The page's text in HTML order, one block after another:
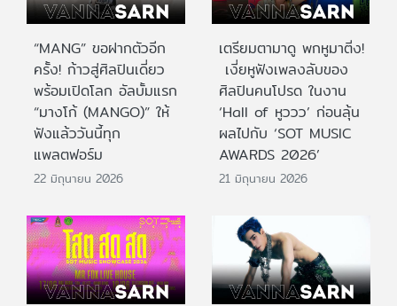
“MANG” ขอฝากตัวอีก
ครั้ง! ก้าวสู่ศิลปินเดี่ยว
พร้อมเปิดโลก อัลบั้มแรก
“มางโก้ (MANGO)” ให้
ฟังแล้ววันนี้ทุก
แพลตฟอร์ม
22 มิถุนายน 2026
เตรียมตามาดู พกหูมาติ่ง!
เงี่ยหูฟังเพลงลับของ
ศิลปินคนโปรด ในงาน
‘Hall of หูววว’ ก่อนลุ้น
ผลไปกับ ‘SOT MUSIC
AWARDS 2026’
21 มิถุนายน 2026